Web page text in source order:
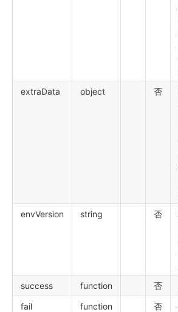
extraData
object 否
envVersion
string 否
success
function 否
fail
function 否